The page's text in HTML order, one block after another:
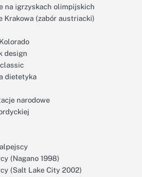
na igrzyskach olimpijskich
Krakowa (zabór austriacki)
design
dietetyka
narodowe
(Nagano 1998)
(Salt Lake City 2002)